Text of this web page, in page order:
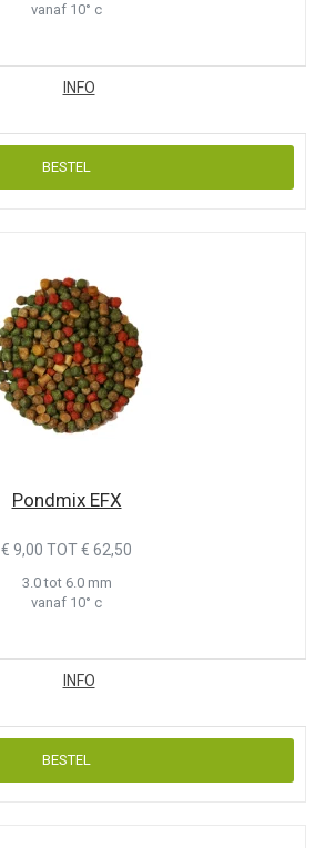
vanaf 10° c
Pondmix EFX
€ 9,00 TOT € 62,50
3.0 tot 6.0 mm
vanaf 10° c